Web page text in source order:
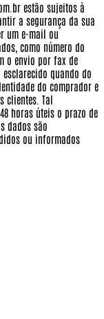
estão sujeitos à
a segurança da sua
um e-mail ou
como número do
o envio por fax de
esclarecido quando do
do comprador e
clientes. Tal
horas úteis o prazo de
dados são
ou informados